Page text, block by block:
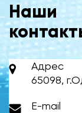
Наши
Адрес
65098,
E-mail